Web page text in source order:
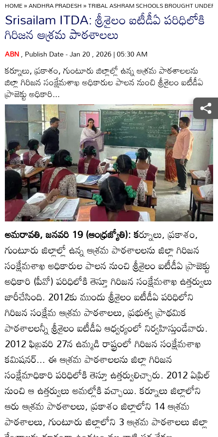
HOME»ANDHRA PRADESH»TRIBAL ASHRAM SCHOOLS BROUGHT
Srisailam ITDA: శ్రీశైలం ఐటీడీఏ పరిధిలోకి
గిరిజన ఆశ్రమ పాఠశాలలు
ABN, Publish Date - Jan 20 , 2026 | 05:30 AM
కర్నూలు, ప్రకాశం, గుంటూరు జిల్లాల్లో ఉన్న ఆశ్రమ పాఠశాలలను
జిల్లా గిరిజన సంక్షేమశాఖ అధికారుల పాలన నుంచి శ్రీశైలం ఐటీడీఏ
ప్రాజెక్టు అధికారి...
అమరావతి, జనవరి 19 (ఆంధ్రజ్యోతి): కర్నూలు, ప్రకాశం,
గుంటూరు జిల్లాల్లో ఉన్న ఆశ్రమ పాఠశాలలను జిల్లా గిరిజన
సంక్షేమశాఖ అధికారుల పాలన నుంచి శ్రీశైలం ఐటీడీఏ ప్రాజెక్టు
అధికారి (పీవో) పరిధిలోకి తెస్తూ గిరిజన సంక్షేమశాఖ ఉత్తర్వులు
జారీచేసింది. 2012కు ముందు శ్రీశైలం ఐటీడీఏ పరిధిలోని
గిరిజన సంక్షేమ ఆశ్రమ పాఠశాలలు, ప్రభుత్వ ప్రాథమిక
పాఠశాలలన్నీ శ్రీశైలం ఐటీడీఏ ఆధ్వర్యంలో నిర్వహిస్తుండేవారు.
2012 ఫిబ్రవరి 27న ఉమ్మడి రాష్ట్రంలో గిరిజన సంక్షేమశాఖ
కమిషనర్‌... ఈ ఆశ్రమ పాఠశాలలను జిల్లా గిరిజన
సంక్షేమాధికారి పరిధిలోకి తెస్తూ ఉత్తర్వులిచ్చారు. 2012 ఏప్రిల్‌
నుంచి ఆ ఉత్తర్వులు అమల్లోకి వచ్చాయి. కర్నూలు జిల్లాలోని
ఆరు ఆశ్రమ పాఠశాలలు, ప్రకాశం జిల్లాలోని 14 ఆశ్రమ
పాఠశాలలు, గుంటూరు జిల్లాలోని 3 ఆశ్రమ పాఠశాలలు జిల్లా